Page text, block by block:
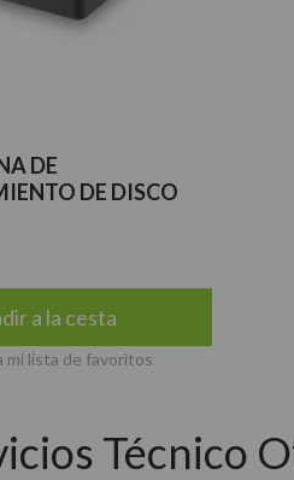
DE
DE DISCO
a la cesta
mi lista de favoritos
Técnico